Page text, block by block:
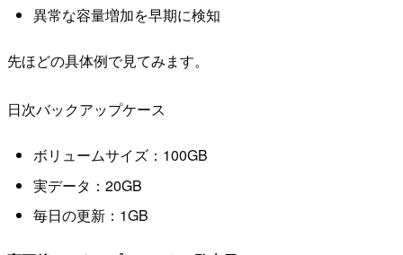
異常な容量増加を早期に検知
先ほどの具体例で見てみます。
日次バックアップケース
ボリュームサイズ：100GB
実データ：20GB
毎日の更新：1GB